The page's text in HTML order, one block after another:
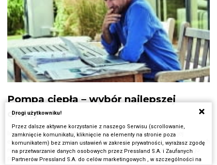
Pompa ciepła – wybór najlepszej
oferty
Instalacja z pompą ciepła zawiera cały szereg elementów, a jej
efektywność i niezawodność zależy nie tylko od jakości zastosowanych
rozwiązań, ale również od ich optymalnego doboru i montażu. Z tego
powodu tak ważny jest wybór profesjonalnej firmy. Na początkowym
Drogi użytkowniku!
Przez dalsze aktywne korzystanie z naszego Serwisu (scrollowanie,
zamknięcie komunikatu, kliknięcie na elementy na stronie poza
komunikatem) bez zmian ustawień w zakresie prywatności, wyrażasz zgodę
na przetwarzanie danych osobowych przez Pressland S.A. i Zaufanych
Partnerów Pressland S.A. do celów marketingowych , w szczególności na